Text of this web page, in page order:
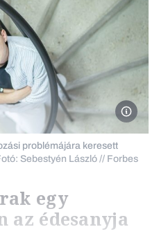
Fotó:
problémájára keresett
Sebestyén László // Forbes
egy
az édesanyja